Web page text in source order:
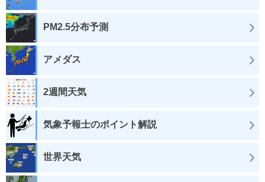
PM2.5分布予測
アメダス
2週間天気
気象予報士のポイント解説
世界天気